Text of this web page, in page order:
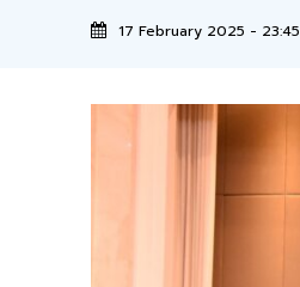
17 February 2025 - 23:45